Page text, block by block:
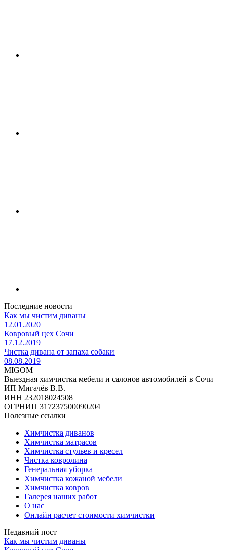
Последние новости
Как мы чистим диваны
12.01.2020
Ковровый цех Сочи
17.12.2019
Чистка дивана от запаха собаки
08.08.2019
MIGOM
Выездная химчистка мебели и салонов автомобилей в Сочи
ИП Мигачёв В.В.
ИНН 232018024508
ОГРНИП 317237500090204
Полезные ссылки
Химчистка диванов
Химчистка матрасов
Химчистка стульев и кресел
Чистка ковролина
Генеральная уборка
Химчистка кожаной мебели
Химчистка ковров
Галерея наших работ
О нас
Онлайн расчет стоимости химчистки
Недавний пост
Как мы чистим диваны